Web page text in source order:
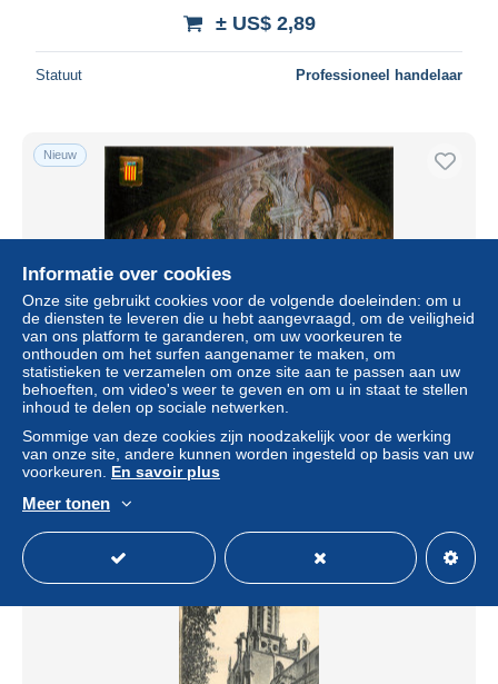
± US$ 2,89
Statuut Professioneel handelaar
Nieuw
13 AIX EN PROVENCE cathedrale de Saint Sauveur le
cloitre
± US$ 2,89
Informatie over cookies
Onze site gebruikt cookies voor de volgende doeleinden: om u
de diensten te leveren die u hebt aangevraagd, om de veiligheid
van ons platform te garanderen, om uw voorkeuren te
onthouden om het surfen aangenamer te maken, om
statistieken te verzamelen om onze site aan te passen aan uw
behoeften, om video's weer te geven en om u in staat te stellen
inhoud te delen op sociale netwerken.
Sommige van deze cookies zijn noodzakelijk voor de werking
van onze site, andere kunnen worden ingesteld op basis van uw
voorkeuren. En savoir plus
Meer tonen